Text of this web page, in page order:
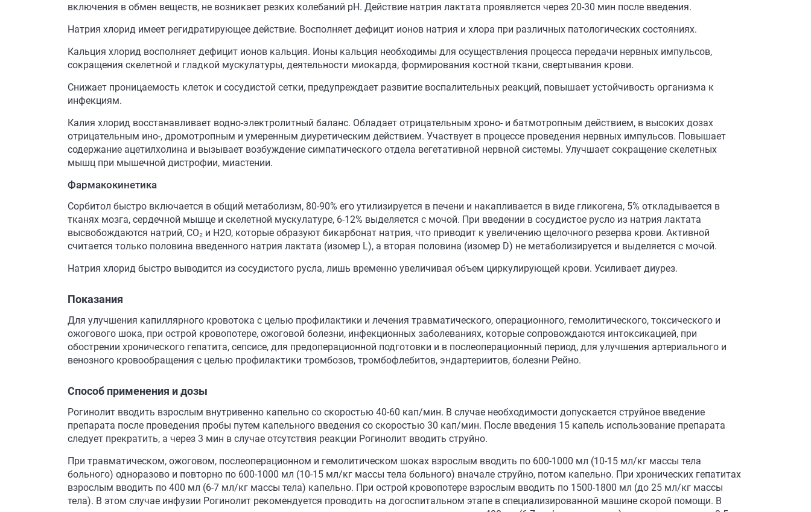
включения в обмен веществ, не возникает резких колебаний рН. Действие натрия лактата проявляется через 20-30 мин после введения.
Натрия хлорид имеет регидратирующее действие. Восполняет дефицит ионов натрия и хлора при различных патологических состояниях.
Кальция хлорид восполняет дефицит ионов кальция. Ионы кальция необходимы для осуществления процесса передачи нервных импульсов,
сокращения скелетной и гладкой мускулатуры, деятельности миокарда, формирования костной ткани, свертывания крови.
Снижает проницаемость клеток и сосудистой сетки, предупреждает развитие воспалительных реакций, повышает устойчивость организма к
инфекциям.
Калия хлорид восстанавливает водно-электролитный баланс. Обладает отрицательным хроно- и батмотропным действием, в высоких дозах
отрицательным ино-, дромотропным и умеренным диуретическим действием. Участвует в процессе проведения нервных импульсов. Повышает
содержание ацетилхолина и вызывает возбуждение симпатического отдела вегетативной нервной системы. Улучшает сокращение скелетных
мышц при мышечной дистрофии, миастении.
Фармакокинетика
Сорбитол быстро включается в общий метаболизм, 80-90% его утилизируется в печени и накапливается в виде гликогена, 5% откладывается в
тканях мозга, сердечной мышце и скелетной мускулатуре, 6-12% выделяется с мочой. При введении в сосудистое русло из натрия лактата
высвобождаются натрий, СО₂ и Н2О, которые образуют бикарбонат натрия, что приводит к увеличению щелочного резерва крови. Активной
считается только половина введенного натрия лактата (изомер L), а вторая половина (изомер D) не метаболизируется и выделяется с мочой.
Натрия хлорид быстро выводится из сосудистого русла, лишь временно увеличивая объем циркулирующей крови. Усиливает диурез.
Показания
Для улучшения капиллярного кровотока с целью профилактики и лечения травматического, операционного, гемолитического, токсического и
ожогового шока, при острой кровопотере, ожоговой болезни, инфекционных заболеваниях, которые сопровождаются интоксикацией, при
обострении хронического гепатита, сепсисе, для предоперационной подготовки и в послеоперационный период, для улучшения артериального и
венозного кровообращения с целью профилактики тромбозов, тромбофлебитов, эндартериитов, болезни Рейно.
Способ применения и дозы
Рогинолит вводить взрослым внутривенно капельно со скоростью 40-60 кап/мин. В случае необходимости допускается струйное введение
препарата после проведения пробы путем капельного введения со скоростью 30 кап/мин. После введения 15 капель использование препарата
следует прекратить, а через 3 мин в случае отсутствия реакции Рогинолит вводить струйно.
При травматическом, ожоговом, послеоперационном и гемолитическом шоках взрослым вводить по 600-1000 мл (10-15 мл/кг массы тела
больного) одноразово и повторно по 600-1000 мл (10-15 мл/кг массы тела больного) вначале струйно, потом капельно. При хронических гепатитах
взрослым вводить по 400 мл (6-7 мл/кг массы тела) капельно. При острой кровопотере взрослым вводить по 1500-1800 мл (до 25 мл/кг массы
тела). В этом случае инфузии Рогинолит рекомендуется проводить на догоспитальном этапе в специализированной машине скорой помощи. В